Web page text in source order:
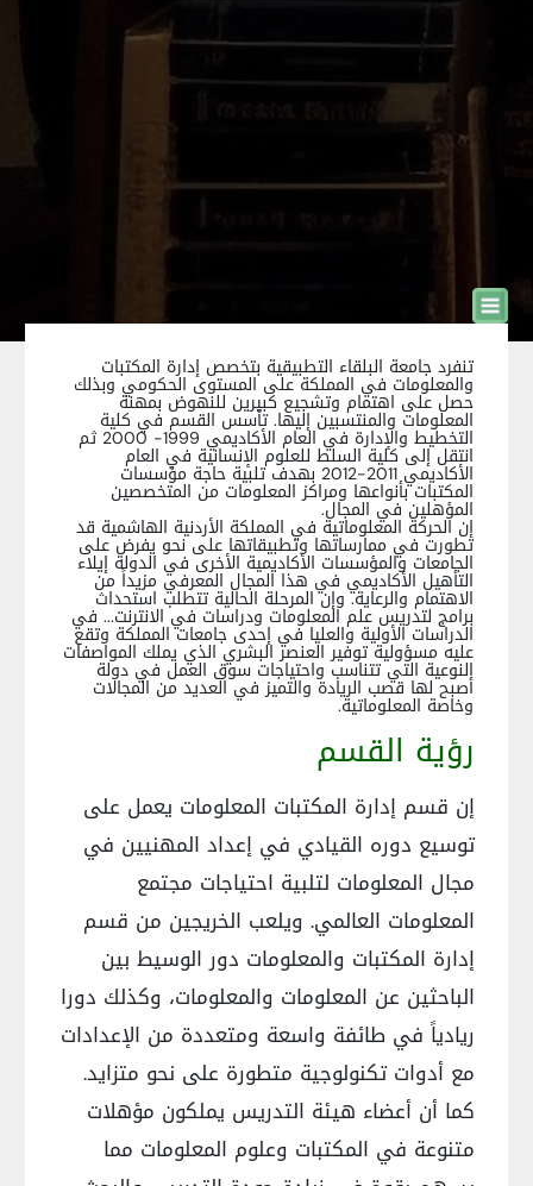
تنفرد جامعة البلقاء التطبيقية بتخصص إدارة المكتبات
والمعلومات في المملكة على المستوى الحكومي وبذلك
حصل على اهتمام وتشجيع كبيرين للنهوض بمهنة
المعلومات والمنتسبين إليها. تأسس القسم في كلية
التخطيط والإدارة في العام الأكاديمي 1999- 2000 ثم
انتقل إلى كلية السلط للعلوم الإنسانية في العام
الأكاديمي 2011-2012 بهدف تلبية حاجة مؤسسات
المكتبات بأنواعها ومراكز المعلومات من المتخصصين
المؤهلين في المجال.
إن الحركة المعلوماتية في المملكة الأردنية الهاشمية قد
تطورت في ممارساتها وتطبيقاتها على نحو يفرض على
الجامعات والمؤسسات الأكاديمية الأخرى في الدولة إيلاء
التأهيل الأكاديمي في هذا المجال المعرفي مزيداً من
الاهتمام والرعاية. وإن المرحلة الحالية تتطلب استحداث
برامج لتدريس علم المعلومات ودراسات في الانترنت... في
الدراسات الأولية والعليا في إحدى جامعات المملكة وتقع
عليه مسؤولية توفير العنصر البشري الذي يملك المواصفات
النوعية التي تتناسب واحتياجات سوق العمل في دولة
أصبح لها قصب الريادة والتميز في العديد من المجالات
وخاصة المعلوماتية.
رؤية القسم
إن قسم إدارة المكتبات المعلومات يعمل على
توسيع دوره القيادي في إعداد المهنيين في
مجال المعلومات لتلبية احتياجات مجتمع
المعلومات العالمي. ويلعب الخريجين من قسم
إدارة المكتبات والمعلومات دور الوسيط بين
الباحثين عن المعلومات والمعلومات، وكذلك دورا
ريادياً في طائفة واسعة ومتعددة من الإعدادات
مع أدوات تكنولوجية متطورة على نحو متزايد.
كما أن أعضاء هيئة التدريس يملكون مؤهلات
متنوعة في المكتبات وعلوم المعلومات مما